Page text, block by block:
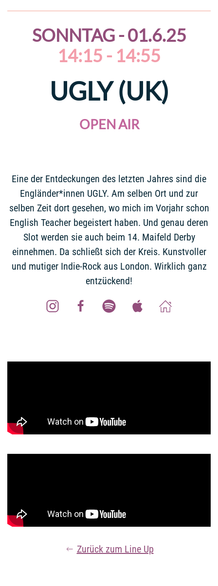
SONNTAG - 01.6.25
14:15 - 14:55
UGLY (UK)
OPEN AIR
Eine der Entdeckungen des letzten Jahres sind die
Engländer*innen UGLY. Am selben Ort und zur
selben Zeit dort gesehen, wo mich im Vorjahr schon
English Teacher begeistert haben. Und genau deren
Slot werden sie auch beim 14. Maifeld Derby
einnehmen. Da schließt sich der Kreis. Kunstvoller
und mutiger Indie-Rock aus London. Wirklich ganz
entzückend!
Zurück zum Line Up